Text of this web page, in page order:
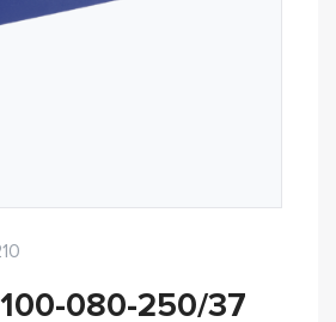
080-250/37